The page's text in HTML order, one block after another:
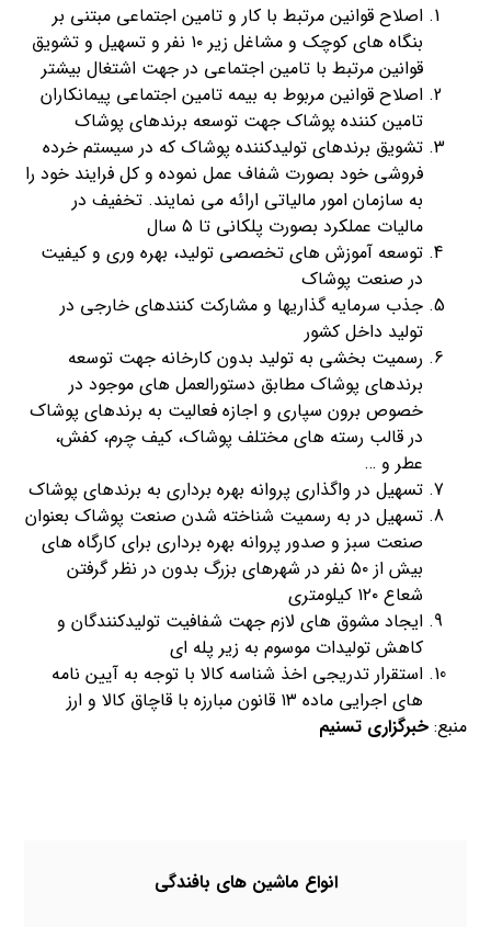
اصلاح قوانین مرتبط با کار و تامین اجتماعی مبتنی بر
بنگاه های کوچک و مشاغل زیر ۱۰ نفر و تسهیل و تشویق
قوانین مرتبط با تامین اجتماعی در جهت اشتغال بیشتر
اصلاح قوانین مربوط به بیمه تامین اجتماعی پیمانکاران
تامین کننده پوشاک جهت توسعه برندهای پوشاک
تشویق برندهای تولیدکننده پوشاک که در سیستم خرده
فروشی خود بصورت شفاف عمل نموده و کل فرایند خود را
به سازمان امور مالیاتی ارائه می نمایند. تخفیف در
مالیات عملکرد بصورت پلکانی تا ۵ سال
توسعه آموزش های تخصصی تولید، بهره وری و کیفیت
در صنعت پوشاک
جذب سرمایه گذاریها و مشارکت کنندهای خارجی در
تولید داخل کشور
رسمیت بخشی به تولید بدون کارخانه جهت توسعه
برندهای پوشاک مطابق دستورالعمل های موجود در
خصوص برون سپاری و اجازه فعالیت به برندهای پوشاک
در قالب رسته های مختلف پوشاک، کیف چرم، کفش،
عطر و …
تسهیل در واگذاری پروانه بهره برداری به برندهای پوشاک
تسهیل در به رسمیت شناخته شدن صنعت پوشاک بعنوان
صنعت سبز و صدور پروانه بهره برداری برای کارگاه های
بیش از ۵۰ نفر در شهرهای بزرگ بدون در نظر گرفتن
شعاع ۱۲۰ کیلومتری
ایجاد مشوق های لازم جهت شفافیت تولیدکنندگان و
کاهش تولیدات موسوم به زیر پله ای
استقرار تدریجی اخذ شناسه کالا با توجه به آیین نامه
های اجرایی ماده ۱۳ قانون مبارزه با قاچاق کالا و ارز
منبع:خبرگزاری تسنیم
انواع ماشین های بافندگی